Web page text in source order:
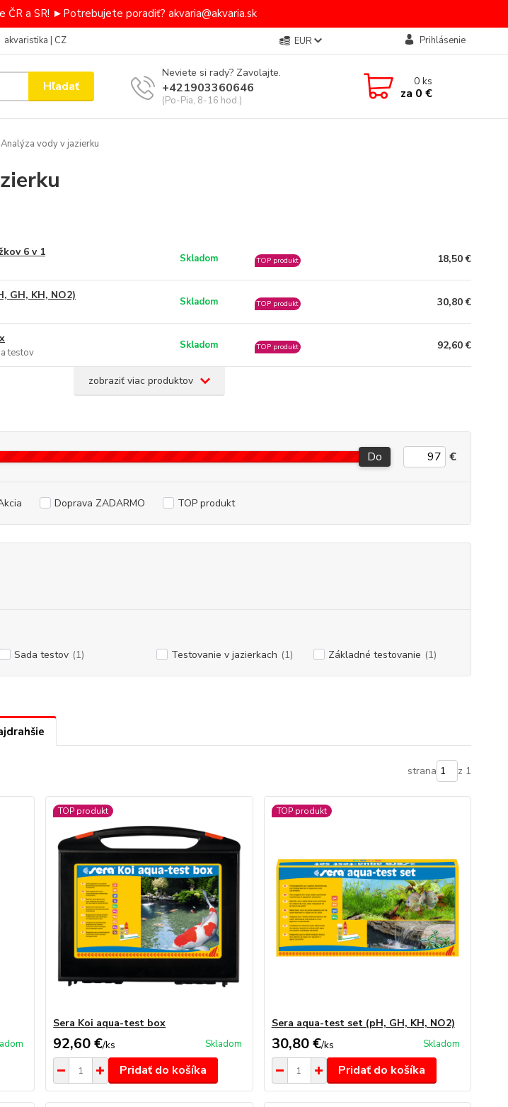
ČR a SR! ►Potrebujete poradiť? akvaria@akvaria.sk
akvaristika | CZ EUR Prihlásenie
Hľadať
Neviete si rady? Zavolajte.
+421903360646
(Po-Pia, 8-16 hod.)
0ks
za 0 €
Analýza vody v jazierku
6 v 1 Skladom TOP produkt 18,50 €
GH, KH, NO2) Skladom TOP produkt 30,80 €
testov
Skladom TOP produkt 92,60 €
zobraziť viac produktov
Do €
Doprava ZADARMO TOP produkt
Sada testov (1) Testovanie v jazierkach (1) Základné testovanie (1)
strana z 1
TOP produkt
Sera Koi aqua-test box
92,60 €/ks Skladom
Pridať do košíka
TOP produkt
Sera aqua-test set (pH, GH, KH, NO2)
30,80 €/ks Skladom
Pridať do košíka